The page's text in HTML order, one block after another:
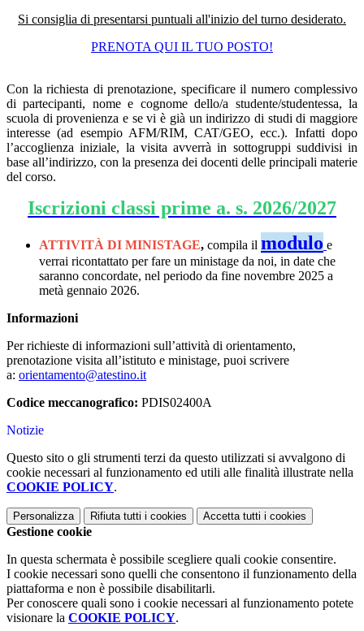
Si consiglia di presentarsi puntuali all'inizio del turno desiderato.
PRENOTA QUI IL TUO POSTO!
Con la richiesta di prenotazione, specificare il numero complessivo
di partecipanti, nome e cognome dello/a studente/studentessa, la
scuola di provenienza e se vi è già un indirizzo di studi di maggiore
interesse (ad esempio AFM/RIM, CAT/GEO, ecc.). Infatti dopo
l’accoglienza iniziale, la visita avverrà in sottogruppi suddivisi in
base all’indirizzo, con la presenza dei docenti delle principali materie
del corso.
Iscrizioni classi prime a. s. 2026/2027
ATTIVITÀ DI MINISTAGE, compila il modulo e
verrai ricontattato per fare un ministage da noi, in date che
saranno concordate, nel periodo da fine novembre 2025 a
metà gennaio 2026.
Informazioni
Per richieste di informazioni sull’attività di orientamento,
prenotazione visita all’istituto e ministage, puoi scrivere
a: orientamento@atestino.it
Codice meccanografico: PDIS02400A
Notizie
Questo sito o gli strumenti terzi da questo utilizzati si avvalgono di
cookie necessari al funzionamento ed utili alle finalità illustrate nella
COOKIE POLICY.
Personalizza Rifiuta tutti i cookies Accetta tutti i cookies
Gestione cookie
In questa schermata è possibile scegliere quali cookie consentire.
I cookie necessari sono quelli che consentono il funzionamento della
piattaforma e non è possibile disabilitarli.
Per conoscere quali sono i cookie necessari al funzionamento potete
visionare la COOKIE POLICY.